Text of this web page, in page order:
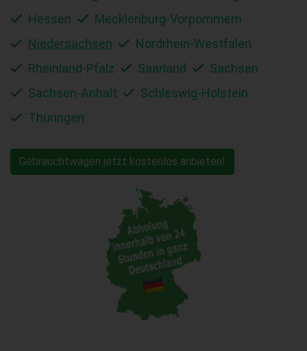
Hessen
Mecklenburg-Vorpommern
Niedersachsen
Nordrhein-Westfalen
Rheinland-Pfalz
Saarland
Sachsen
Sachsen-Anhalt
Schleswig-Holstein
Thüringen
Gebrauchtwagen jetzt kostenlos anbieten!